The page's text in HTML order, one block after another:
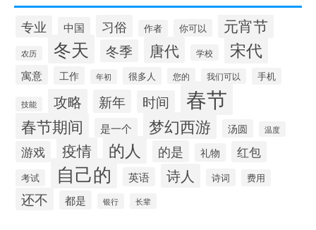
专业 中国 习俗 作者 你可以 元宵节
农历 冬天 冬季 唐代 学校 宋代
寓意 工作 年初 很多人 您的 我们可以 手机
技能 攻略 新年 时间 春节
春节期间 是一个 梦幻西游 汤圆 温度
游戏 疫情 的人 的是 礼物 红包
考试 自己的 英语 诗人 诗词 费用
还不 都是 银行 长辈